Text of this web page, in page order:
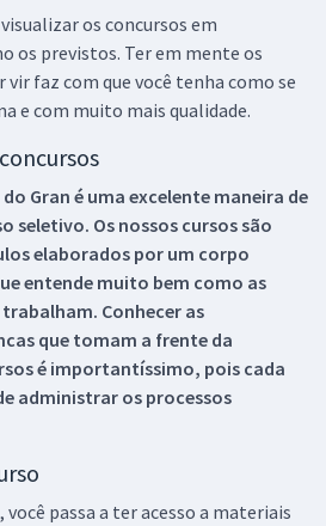
os concursos em
os previstos. Ter em mente os
vir faz com que você tenha como se
e com muito mais qualidade.
Gran é uma excelente maneira de
seletivo. Os nossos cursos são
elaborados por um corpo
entende muito bem como as
Conhecer as
que tomam a frente da
é importantíssimo, pois cada
administrar os processos
passa a ter acesso a materiais